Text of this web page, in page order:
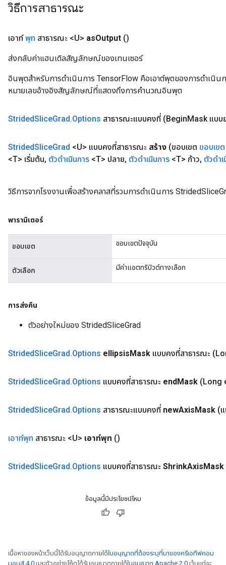
วิธีการสาธารณะ
เอาท์พุท สาธารณะ <U> asOutput ()
ส่งกลับค่าแฮนเดิลสัญลักษณ์ของเทนเซอร์
อินพุตสำหรับการดำเนินการ TensorFlow คือเอาต์พุตของการดำเนิน
หมายเลขอ้างอิงสัญลักษณ์ที่แสดงถึงการคำนวณอินพุต
StridedSliceGrad.Options สาธารณะแบบคงที่ (BeginMask แบบ
StridedSliceGrad <U> แบบคงที่สาธารณะ สร้าง (ขอบเขต ขอบเขต
<T> เริ่มต้น, ตัวดำเนินการ <T> ปลาย, ตัวดำเนินการ <T> ก้าว, ตัวดำ
วิธีการจากโรงงานเพื่อสร้างคลาสที่รวมการดำเนินการ
พารามิเตอร์
ขอบเขต ขอบเขตปัจจุบัน
ตัวเลือก มีค่าแอตทริบิวต์ทางเลือก
การส่งคืน
ตัวอย่างใหม่ของ StridedSliceGrad
StridedSliceGrad.Options ellipsisMask แบบคงที่สาธารณะ
StridedSliceGrad.Options แบบคงที่สาธารณะ endMask (Long
StridedSliceGrad.Options สาธารณะแบบคงที่ newAxisMask (
เอาท์พุท สาธารณะ <U> เอาท์พุท ()
StridedSliceGrad.Options แบบคงที่สาธารณะ ShrinkAxisMask
ข้อมูลนี้มีประโยชน์ไหม
เนื้อหาของหน้าเว็บนี้ได้รับอนุญาตภายใต้ใบอนุญาตที่ต้องระบุที่มาของครีเอทีฟคอม
มอนส์ 4.0 และตัวอย่างโค้ดได้รับอนุญาตภายใต้ใบอนุญาต Apache 2.0 เว้นแต่จะ